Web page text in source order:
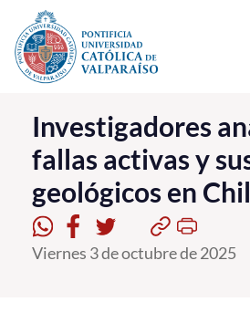
Click acá para ir directamente al
La Universidad
Investigación, Creación e
PUCV Internacional
Vinculación con el Medio
Investigadores
fallas activas y
geológicos en
Viernes 3 de octubre de 2025